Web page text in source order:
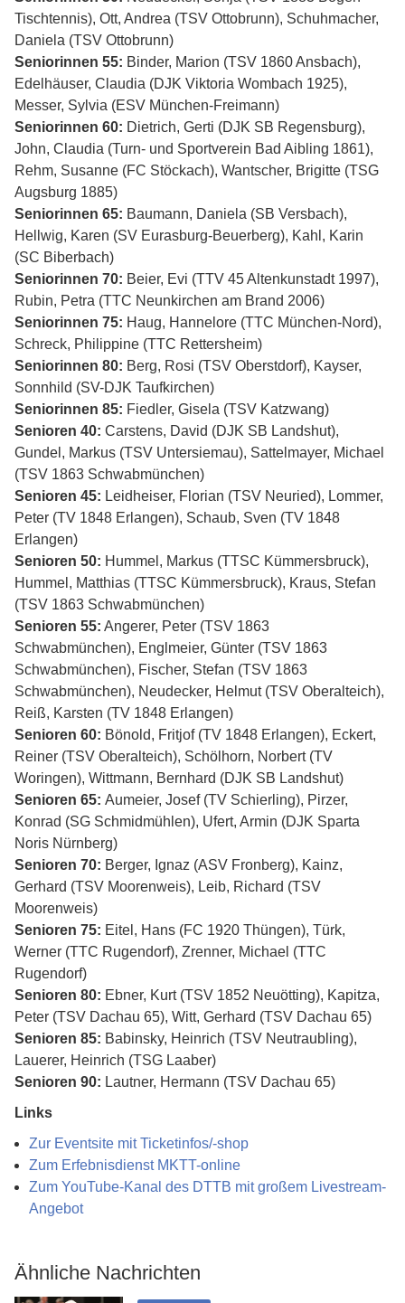
Tischtennis), Ott, Andrea (TSV Ottobrunn), Schuhmacher,
Daniela (TSV Ottobrunn)
Seniorinnen 55: Binder, Marion (TSV 1860 Ansbach),
Edelhäuser, Claudia (DJK Viktoria Wombach 1925),
Messer, Sylvia (ESV München-Freimann)
Seniorinnen 60: Dietrich, Gerti (DJK SB Regensburg),
John, Claudia (Turn- und Sportverein Bad Aibling 1861),
Rehm, Susanne (FC Stöckach), Wantscher, Brigitte (TSG
Augsburg 1885)
Seniorinnen 65: Baumann, Daniela (SB Versbach),
Hellwig, Karen (SV Eurasburg-Beuerberg), Kahl, Karin
(SC Biberbach)
Seniorinnen 70: Beier, Evi (TTV 45 Altenkunstadt 1997),
Rubin, Petra (TTC Neunkirchen am Brand 2006)
Seniorinnen 75: Haug, Hannelore (TTC München-Nord),
Schreck, Philippine (TTC Rettersheim)
Seniorinnen 80: Berg, Rosi (TSV Oberstdorf), Kayser,
Sonnhild (SV-DJK Taufkirchen)
Seniorinnen 85: Fiedler, Gisela (TSV Katzwang)
Senioren 40: Carstens, David (DJK SB Landshut),
Gundel, Markus (TSV Untersiemau), Sattelmayer, Michael
(TSV 1863 Schwabmünchen)
Senioren 45: Leidheiser, Florian (TSV Neuried), Lommer,
Peter (TV 1848 Erlangen), Schaub, Sven (TV 1848
Erlangen)
Senioren 50: Hummel, Markus (TTSC Kümmersbruck),
Hummel, Matthias (TTSC Kümmersbruck), Kraus, Stefan
(TSV 1863 Schwabmünchen)
Senioren 55: Angerer, Peter (TSV 1863
Schwabmünchen), Englmeier, Günter (TSV 1863
Schwabmünchen), Fischer, Stefan (TSV 1863
Schwabmünchen), Neudecker, Helmut (TSV Oberalteich),
Reiß, Karsten (TV 1848 Erlangen)
Senioren 60: Bönold, Fritjof (TV 1848 Erlangen), Eckert,
Reiner (TSV Oberalteich), Schölhorn, Norbert (TV
Woringen), Wittmann, Bernhard (DJK SB Landshut)
Senioren 65: Aumeier, Josef (TV Schierling), Pirzer,
Konrad (SG Schmidmühlen), Ufert, Armin (DJK Sparta
Noris Nürnberg)
Senioren 70: Berger, Ignaz (ASV Fronberg), Kainz,
Gerhard (TSV Moorenweis), Leib, Richard (TSV
Moorenweis)
Senioren 75: Eitel, Hans (FC 1920 Thüngen), Türk,
Werner (TTC Rugendorf), Zrenner, Michael (TTC
Rugendorf)
Senioren 80: Ebner, Kurt (TSV 1852 Neuötting), Kapitza,
Peter (TSV Dachau 65), Witt, Gerhard (TSV Dachau 65)
Senioren 85: Babinsky, Heinrich (TSV Neutraubling),
Lauerer, Heinrich (TSG Laaber)
Senioren 90: Lautner, Hermann (TSV Dachau 65)
Links
Zur Eventsite mit Ticketinfos/-shop
Zum Erfebnisdienst MKTT-online
Zum YouTube-Kanal des DTTB mit großem Livestream-
Angebot
Ähnliche Nachrichten